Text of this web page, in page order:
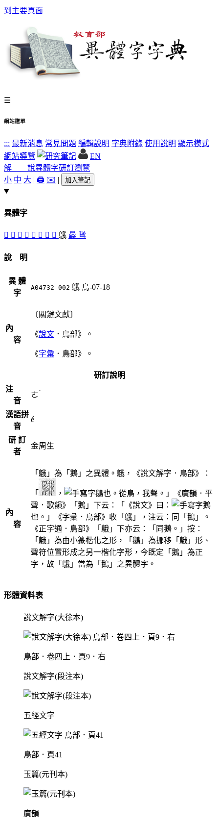
到主要頁面
☰
網站選單
::: 最新消息 常見問題 編輯說明 字典附錄 使用說明 顯示模式
網站導覽
EN
解 說異體字研訂瀏覽
小 中 大 | 🖨️ ✉️ | 加入筆記
異體字
𨿍 󶺧 󶺣 󶺦 󶺥 󶺤 󶺢 󶺡 䳘 䳗 鵞
說 明
異 體
字
A04732-002 䳘 鳥-07-18
內
容
〔關鍵文獻〕
《說文 ．鳥部》。
《字彙 ．鳥部》。
研訂說明
注
音
ㄜˊ
漢語拼
音
é
研 訂
者
金周生
內
容
「䳘」為「鵝」之異體。䳘，《說文解字．鳥部》：
「 ，
鵝也。從鳥，我聲。」《廣韻．平
聲．歌韻》「鵝」下云：「《說文》曰：
鵝
也。」《字彙．鳥部》收「䳘」，注云：同「鵝」。
《正字通．鳥部》「䳘」下亦云：「同鵝。」按：
「䳘」為由小篆楷化之形，「鵝」為挪移「䳘」形、
聲符位置形成之另一楷化字形，今既定「鵝」為正
字，故「䳘」當為「鵝」之異體字。
形體資料表
說文解字(大徐本)
鳥部．卷四上．頁9．右
說文解字(段注本)
五經文字
鳥部．頁41
玉篇(元刊本)
廣韻